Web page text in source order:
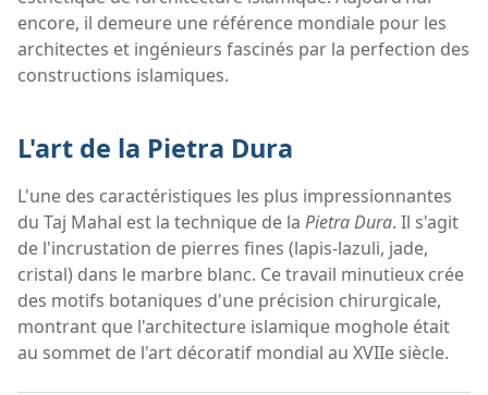
encore, il demeure une référence mondiale pour les
architectes et ingénieurs fascinés par la perfection des
constructions islamiques.
L'art de la Pietra Dura
L'une des caractéristiques les plus impressionnantes
du Taj Mahal est la technique de la Pietra Dura. Il s'agit
de l'incrustation de pierres fines (lapis-lazuli, jade,
cristal) dans le marbre blanc. Ce travail minutieux crée
des motifs botaniques d'une précision chirurgicale,
montrant que l'architecture islamique moghole était
au sommet de l'art décoratif mondial au XVIIe siècle.